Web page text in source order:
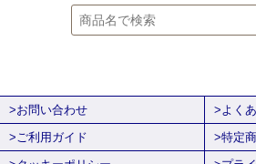
>お問い合わせ
>よく
>ご利用ガイド
>特定